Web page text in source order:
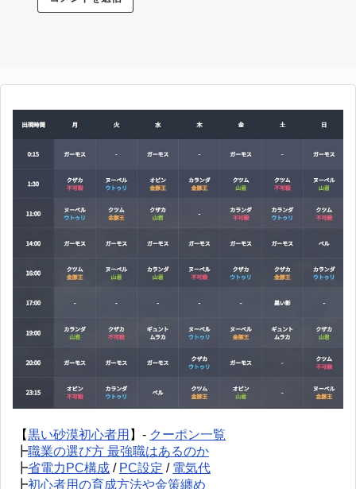
【黒い砂漠初心者用 】- クーポン一覧
┣職業の選び方 最強職はあるのか
┣省電力PC構成 / PC設定 / 電気代
┣初心者用の育成方法や金策纏め